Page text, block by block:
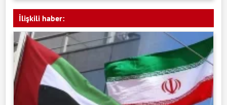
İlişkili haber: